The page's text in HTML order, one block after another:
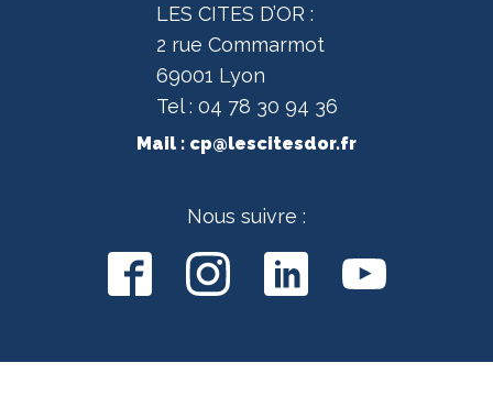
LES CITES D’OR :
2 rue Commarmot
69001 Lyon
Tel : 04 78 30 94 36
Mail : cp@lescitesdor.fr
Nous suivre :